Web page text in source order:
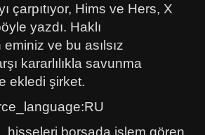
çarpıtıyor, Hims ve Hers, X
yazdı. Haklı
ve bu asılsız
kararlılıkla savunma
ekledi şirket.
hisseleri borsada işlem gören